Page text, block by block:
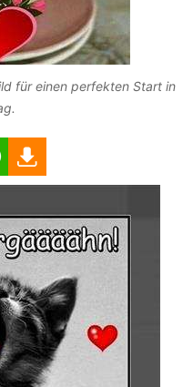
für einen perfekten Start in